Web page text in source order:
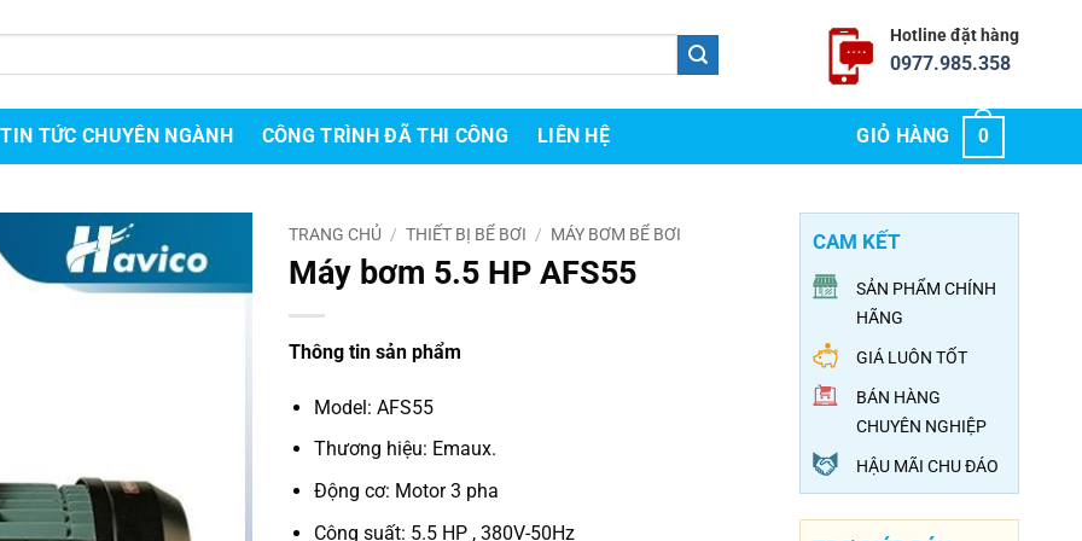
Hotline đặt hàng
0977.985.358
TIN TỨC CHUYÊN NGÀNH CÔNG TRÌNH ĐÃ THI CÔNG LIÊN HỆ GIỎ HÀNG 0
TRANG CHỦ / THIẾT BỊ BỂ BƠI / MÁY BƠM BỂ BƠI
Máy bơm 5.5 HP AFS55
Thông tin sản phẩm
Model: AFS55
Thương hiệu: Emaux.
Động cơ: Motor 3 pha
Công suất: 5.5 HP , 380V-50Hz
CAM KẾT
SẢN PHẨM CHÍNH
HÃNG
GIÁ LUÔN TỐT
BÁN HÀNG
CHUYÊN NGHIỆP
HẬU MÃI CHU ĐÁO